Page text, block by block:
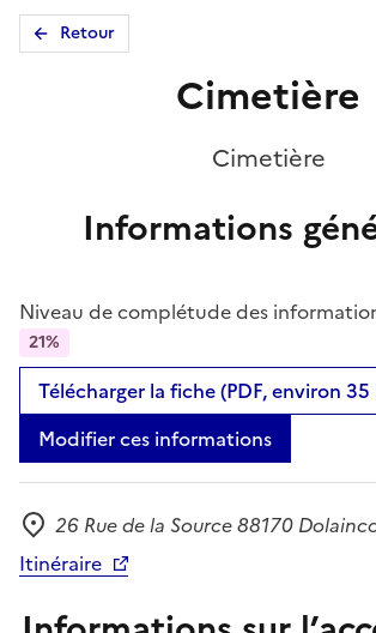
Retour
Cimetière
Cimetière
Informations
Niveau de complétude des
21%
Télécharger la fiche (PDF, environ 35
Modifier ces informations
Adresse
26 Rue de la Source 88170
Itinéraire